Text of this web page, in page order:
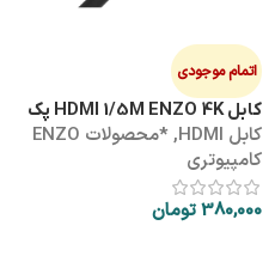
اتمام موجودی
کابل HDMI 1/5M ENZO 4K پک
طلقی
کابل HDMI ,
*محصولات ENZO
کامپیوتری
380,000تومان